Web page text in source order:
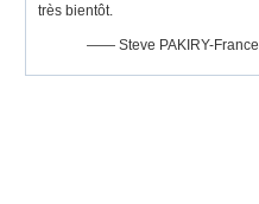
très bientôt.
—— Steve PAKIRY-France